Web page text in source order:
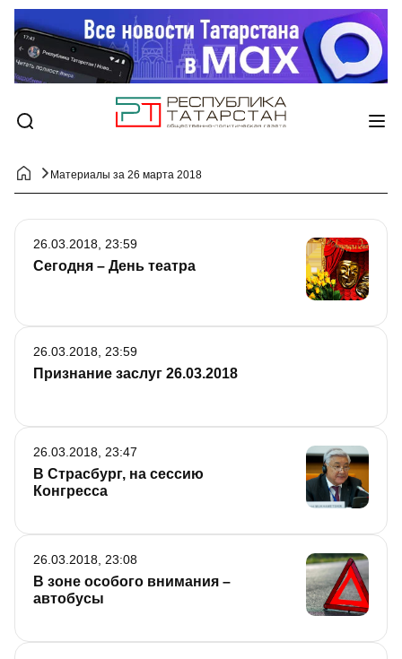
Материалы за 26 марта 2018
Сегодня – День театра
26.03.2018, 23:59
Признание заслуг 26.03.2018
26.03.2018, 23:59
В Страсбург, на сессию
Конгресса
26.03.2018, 23:47
В зоне особого внимания –
автобусы
26.03.2018, 23:08